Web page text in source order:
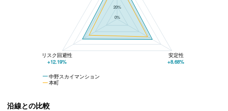
20%
0%
中野スカイマンション
本町
リスク回避性
+12.19%
安定性
+8.68%
沿線との比較